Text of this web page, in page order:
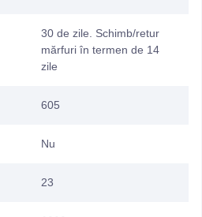
30 de zile. Schimb/retur
mărfuri în termen de 14
zile
605
Nu
23